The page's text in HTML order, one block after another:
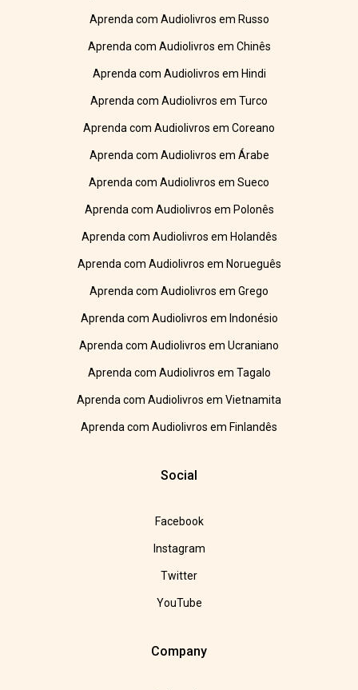
Aprenda com Audiolivros em Russo
Aprenda com Audiolivros em Chinês
Aprenda com Audiolivros em Hindi
Aprenda com Audiolivros em Turco
Aprenda com Audiolivros em Coreano
Aprenda com Audiolivros em Árabe
Aprenda com Audiolivros em Sueco
Aprenda com Audiolivros em Polonês
Aprenda com Audiolivros em Holandês
Aprenda com Audiolivros em Norueguês
Aprenda com Audiolivros em Grego
Aprenda com Audiolivros em Indonésio
Aprenda com Audiolivros em Ucraniano
Aprenda com Audiolivros em Tagalo
Aprenda com Audiolivros em Vietnamita
Aprenda com Audiolivros em Finlandês
Social
Facebook
Instagram
Twitter
YouTube
Company